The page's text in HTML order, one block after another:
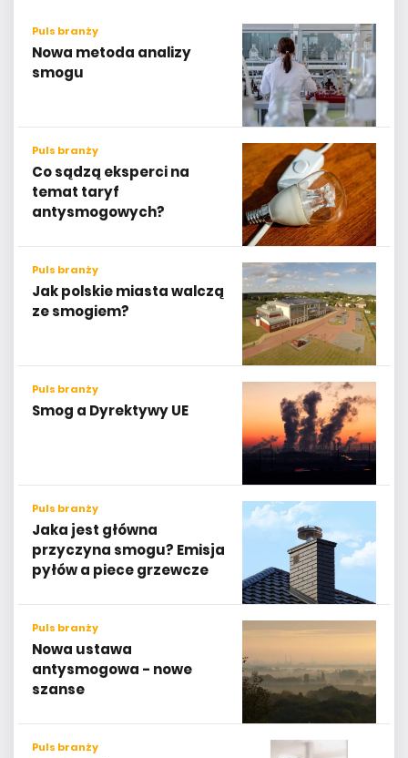
Puls branży
Nowa metoda analizy
smogu
Puls branży
Co sądzą eksperci na
temat taryf
antysmogowych?
Puls branży
Jak polskie miasta walczą
ze smogiem?
Puls branży
Smog a Dyrektywy UE
Puls branży
Jaka jest główna
przyczyna smogu? Emisja
pyłów a piece grzewcze
Puls branży
Nowa ustawa
antysmogowa - nowe
szanse
Puls branży